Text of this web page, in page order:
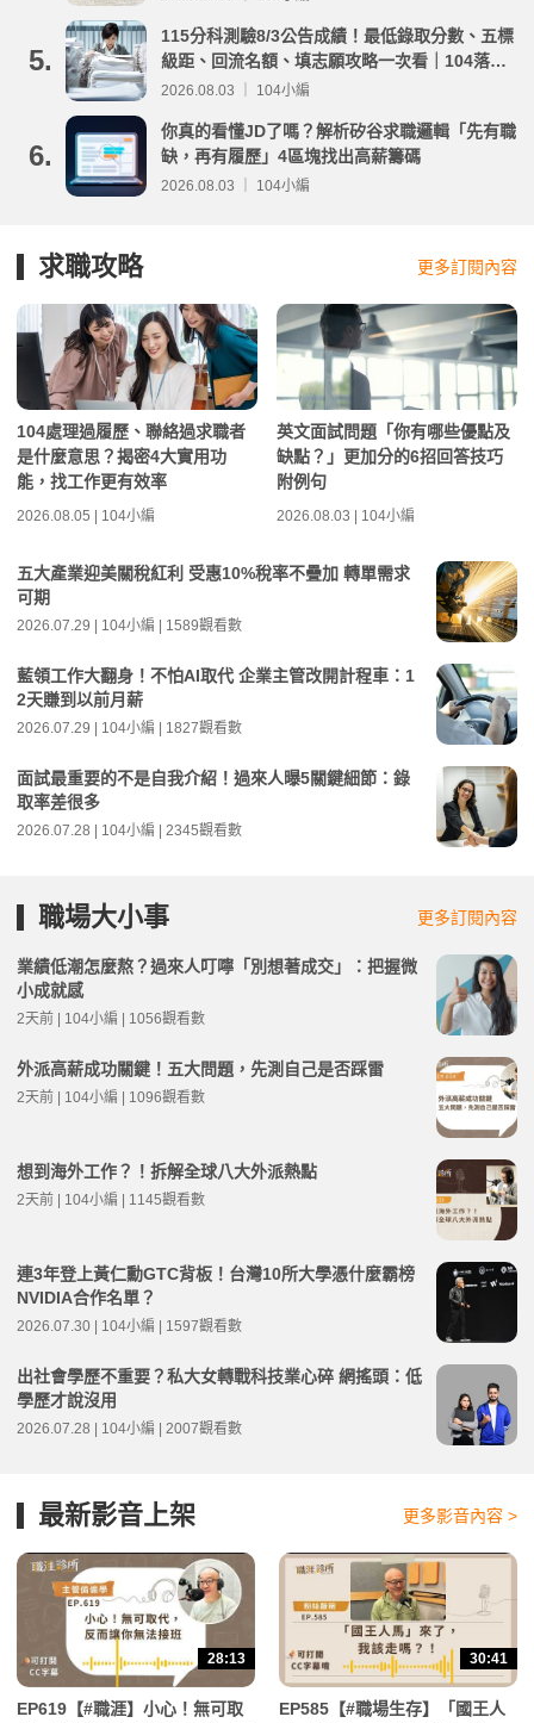
5.
115分科測驗8/3公告成績！最低錄取分數、五標
級距、回流名額、填志願攻略一次看｜104落點
分析
2026.08.03 ｜ 104小編
6.
你真的看懂JD了嗎？解析矽谷求職邏輯「先有職
缺，再有履歷」4區塊找出高薪籌碼
2026.08.03 ｜ 104小編
求職攻略 更多訂閱內容
104處理過履歷、聯絡過求職者
是什麼意思？揭密4大實用功
能，找工作更有效率
2026.08.05 | 104小編
英文面試問題「你有哪些優點及
缺點？」更加分的6招回答技巧
附例句
2026.08.03 | 104小編
五大產業迎美關稅紅利 受惠10%稅率不疊加 轉單需求
可期
2026.07.29 | 104小編 | 1589觀看數
藍領工作大翻身！不怕AI取代 企業主管改開計程車：1
2天賺到以前月薪
2026.07.29 | 104小編 | 1827觀看數
面試最重要的不是自我介紹！過來人曝5關鍵細節：錄
取率差很多
2026.07.28 | 104小編 | 2345觀看數
職場大小事 更多訂閱內容
業績低潮怎麼熬？過來人叮嚀「別想著成交」：把握微
小成就感
2天前 | 104小編 | 1056觀看數
外派高薪成功關鍵！五大問題，先測自己是否踩雷
2天前 | 104小編 | 1096觀看數
想到海外工作？！拆解全球八大外派熱點
2天前 | 104小編 | 1145觀看數
連3年登上黃仁勳GTC背板！台灣10所大學憑什麼霸榜
NVIDIA合作名單？
2026.07.30 | 104小編 | 1597觀看數
出社會學歷不重要？私大女轉戰科技業心碎 網搖頭：低
學歷才說沒用
2026.07.28 | 104小編 | 2007觀看數
最新影音上架 更多影音內容 >
28:13
EP619【#職涯】小心！無可取
30:41
EP585【#職場生存】「國王人